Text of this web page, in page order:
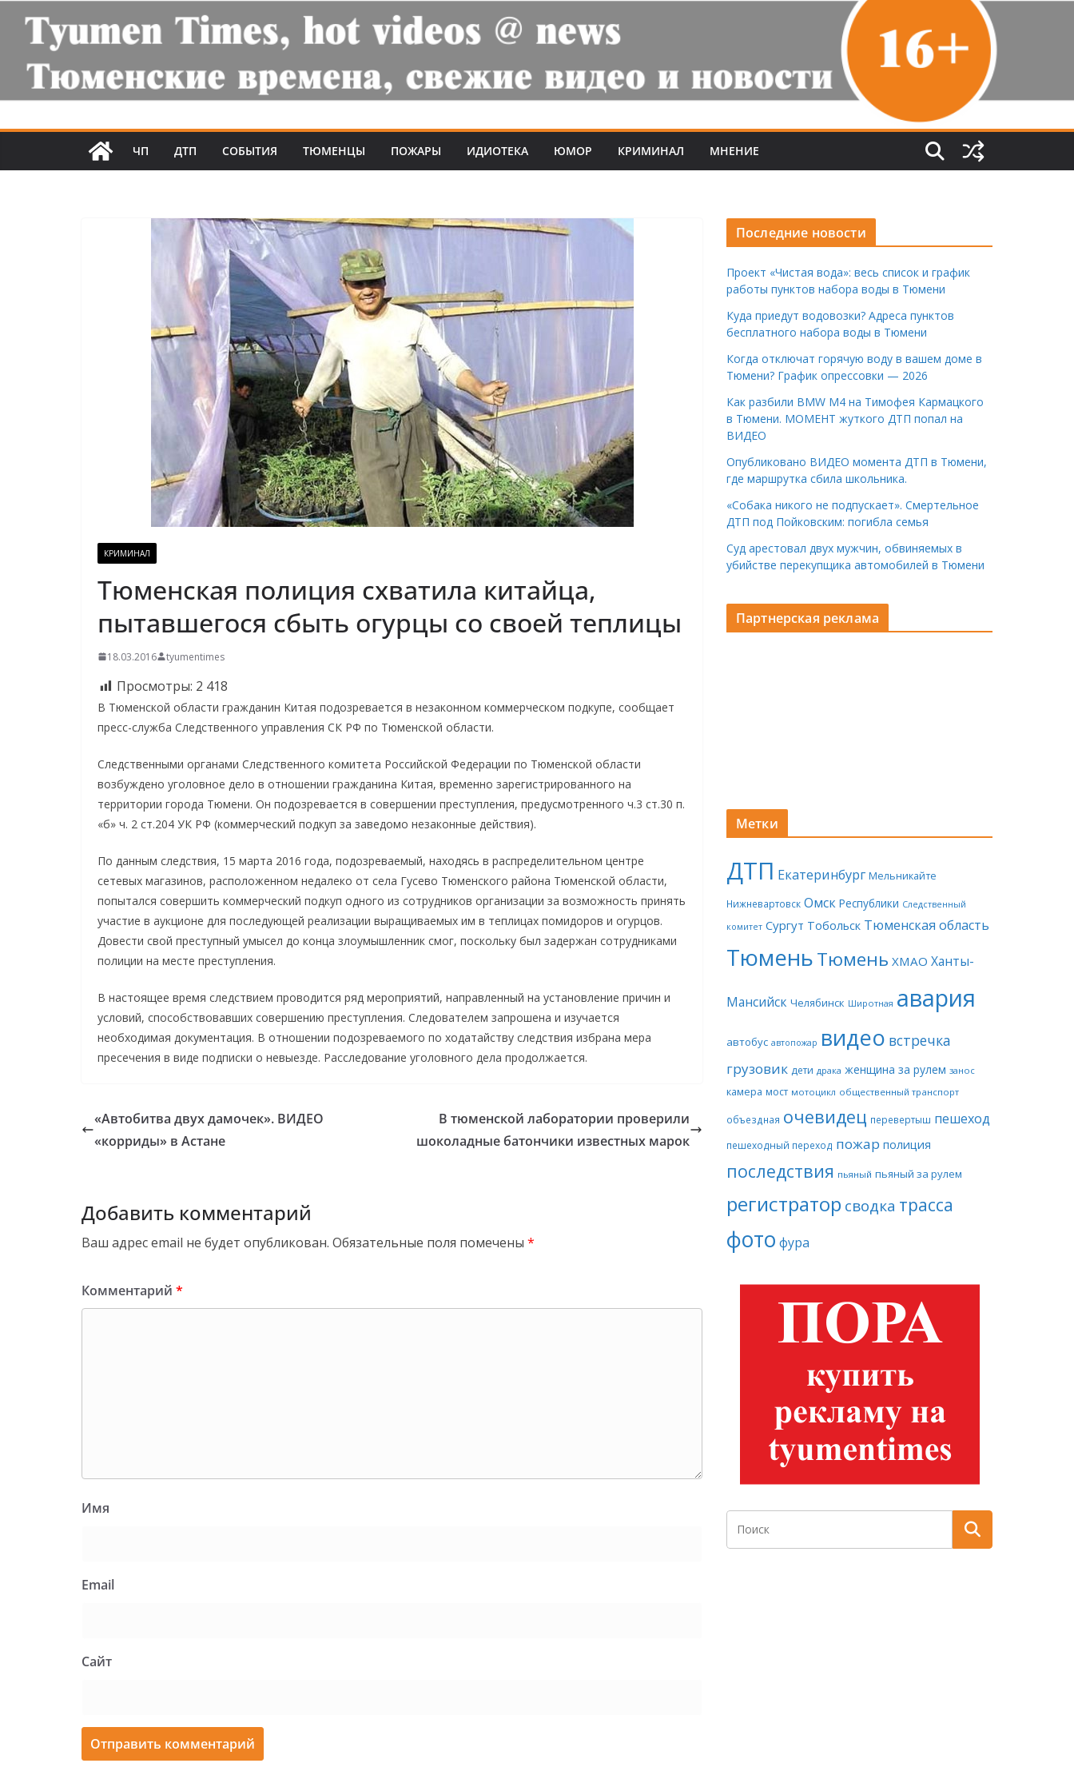
ЧП ДТП СОБЫТИЯ ТЮМЕНЦЫ ПОЖАРЫ ИДИОТЕКА ЮМОР КРИМИНАЛ МНЕНИЕ
КРИМИНАЛ
Тюменская полиция схватила китайца,
пытавшегося сбыть огурцы со своей теплицы
18.03.2016 tyumentimes
Просмотры: 2 418
В Тюменской области гражданин Китая подозревается в незаконном коммерческом подкупе, сообщает
пресс-служба Следственного управления СК РФ по Тюменской области.
Следственными органами Следственного комитета Российской Федерации по Тюменской области
возбуждено уголовное дело в отношении гражданина Китая, временно зарегистрированного на
территории города Тюмени. Он подозревается в совершении преступления, предусмотренного ч.3 ст.30 п.
«б» ч. 2 ст.204 УК РФ (коммерческий подкуп за заведомо незаконные действия).
По данным следствия, 15 марта 2016 года, подозреваемый, находясь в распределительном центре
сетевых магазинов, расположенном недалеко от села Гусево Тюменского района Тюменской области,
попытался совершить коммерческий подкуп одного из сотрудников организации за возможность принять
участие в аукционе для последующей реализации выращиваемых им в теплицах помидоров и огурцов.
Довести свой преступный умысел до конца злоумышленник смог, поскольку был задержан сотрудниками
полиции на месте преступления.
В настоящее время следствием проводится ряд мероприятий, направленный на установление причин и
условий, способствовавших совершению преступления. Следователем запрошена и изучается
необходимая документация. В отношении подозреваемого по ходатайству следствия избрана мера
пресечения в виде подписки о невыезде. Расследование уголовного дела продолжается.
«Автобитва двух дамочек». ВИДЕО
«корриды» в Астане
В тюменской лаборатории проверили
шоколадные батончики известных марок
Добавить комментарий
Ваш адрес email не будет опубликован. Обязательные поля помечены *
Комментарий *
Имя
Email
Сайт
Последние новости
Проект «Чистая вода»: весь список и график
работы пунктов набора воды в Тюмени
Куда приедут водовозки? Адреса пунктов
бесплатного набора воды в Тюмени
Когда отключат горячую воду в вашем доме в
Тюмени? График опрессовки — 2026
Как разбили BMW M4 на Тимофея Кармацкого
в Тюмени. МОМЕНТ жуткого ДТП попал на
ВИДЕО
Опубликовано ВИДЕО момента ДТП в Тюмени,
где маршрутка сбила школьника.
«Собака никого не подпускает». Смертельное
ДТП под Пойковским: погибла семья
Суд арестовал двух мужчин, обвиняемых в
убийстве перекупщика автомобилей в Тюмени
Партнерская реклама
Метки
ДТП Екатеринбург Мельникайте
Нижневартовск Омск Республики Следственный
комитет Сургут Тобольск Тюменская область
ТюменьТюмень ХМАО Ханты-
Мансийск Челябинск Широтная авария
автобус автопожар видео встречка
грузовик дети драка женщина за рулем занос
камера мост мотоцикл общественный транспорт
объездная очевидец перевертыш пешеход
пешеходный переход пожар полиция
последствия пьяный пьяный за рулем
регистратор сводка трасса
фото фура